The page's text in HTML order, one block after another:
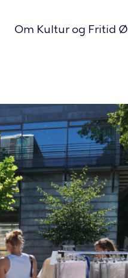
Om Kultur og Fritid Ø